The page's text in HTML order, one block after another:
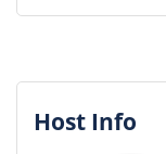
Host Info